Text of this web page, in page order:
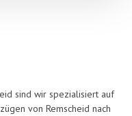
sind wir spezialisiert auf
von Remscheid nach